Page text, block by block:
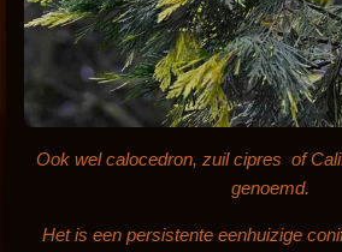
Ook wel calocedron, zuil cipres of
genoemd.
Het is een persistente eenhuizige